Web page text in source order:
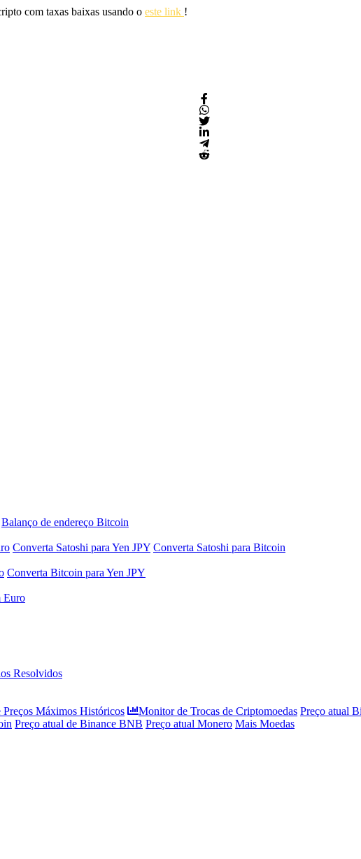
com taxas baixas usando o este link !
Balanço de endereço Bitcoin
Converta Satoshi para Yen JPY Converta Satoshi para Bitcoin
Converta Bitcoin para Yen JPY
Euro
Resolvidos
Preços Máximos Históricos Monitor de Trocas de Criptomoedas Preço atual
Preço atual de Binance BNB Preço atual Monero Mais Moedas